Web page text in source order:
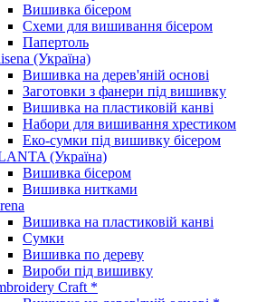
Вишивка бісером
Схеми для вишивання бісером
Папертоль
(Україна)
Вишивка на дерев'яній основі
Заготовки з фанери під вишивку
Вишивка на пластиковій канві
Набори для вишивання хрестиком
Еко-сумки під вишивку бісером
(Україна)
Вишивка бісером
Вишивка нитками
Вишивка на пластиковій канві
Сумки
Вишивка по дереву
Вироби під вишивку
Craft *